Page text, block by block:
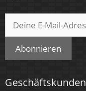
Farbkonsistenz
< 6 SDCM
G
Abonnieren
Geschäftskunden